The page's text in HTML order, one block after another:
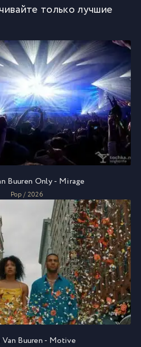
только лучшие
Buuren Only - Mirage
Pop / 2026
Buuren - Motive